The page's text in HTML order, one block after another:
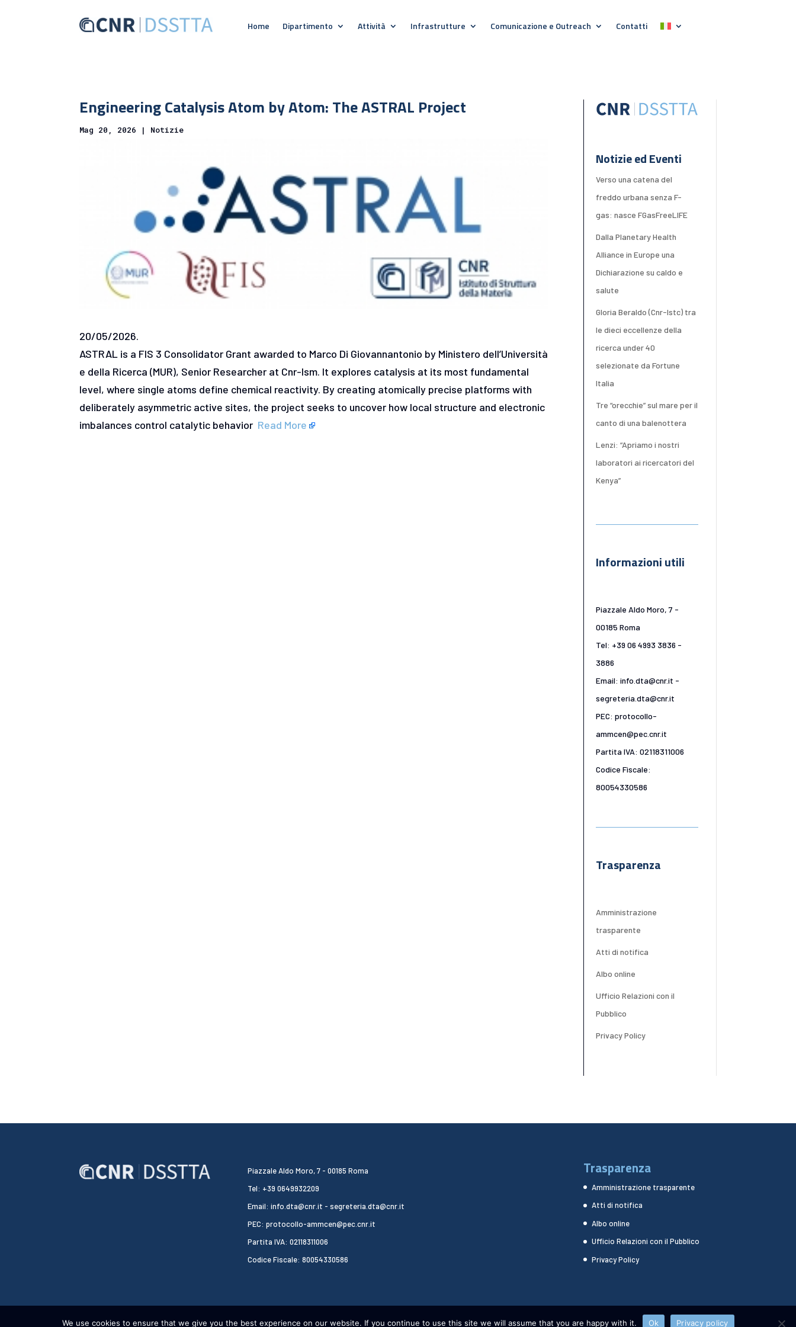
Home Dipartimento Attività Infrastrutture Comunicazione e Outreach Contatti
Engineering Catalysis Atom by Atom: The ASTRAL Project
Mag 20, 2026 | Notizie
20/05/2026.
ASTRAL is a FIS 3 Consolidator Grant awarded to Marco Di Giovannantonio by Ministero dell’Università
e della Ricerca (MUR), Senior Researcher at Cnr-Ism. It explores catalysis at its most fundamental
level, where single atoms define chemical reactivity. By creating atomically precise platforms with
deliberately asymmetric active sites, the project seeks to uncover how local structure and electronic
imbalances control catalytic behavior Read More
Notizie ed Eventi
Verso una catena del
freddo urbana senza F-
gas: nasce FGasFreeLIFE
Dalla Planetary Health
Alliance in Europe una
Dichiarazione su caldo e
salute
Gloria Beraldo (Cnr-Istc) tra
le dieci eccellenze della
ricerca under 40
selezionate da Fortune
Italia
Tre “orecchie” sul mare per il
canto di una balenottera
Lenzi: “Apriamo i nostri
laboratori ai ricercatori del
Kenya”
Informazioni utili
Piazzale Aldo Moro, 7 -
00185 Roma
Tel: +39 06 4993 3836 -
3886
Email: info.dta@cnr.it -
segreteria.dta@cnr.it
PEC: protocollo-
ammcen@pec.cnr.it
Partita IVA: 02118311006
Codice Fiscale:
80054330586
Trasparenza
Amministrazione
trasparente
Atti di notifica
Albo online
Ufficio Relazioni con il
Pubblico
Privacy Policy
Piazzale Aldo Moro, 7 - 00185 Roma
Tel: +39 0649932209
Email: info.dta@cnr.it - segreteria.dta@cnr.it
PEC: protocollo-ammcen@pec.cnr.it
Partita IVA: 02118311006
Codice Fiscale: 80054330586
Trasparenza
Amministrazione trasparente
Atti di notifica
Albo online
Ufficio Relazioni con il Pubblico
Privacy Policy
CNR DSSTTA 2024 - WEBDESIGN:HEAP DESIGN
We use cookies to ensure that we give you the best experience on our website. If you continue to use this site we will assume that you are happy with it. Ok Privacy policy